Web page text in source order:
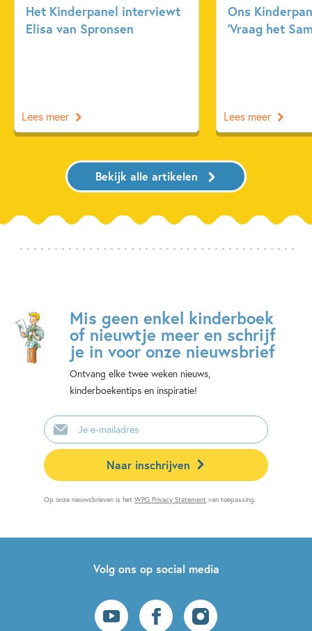
Het Kinderpanel interviewt
Elisa van Spronsen
Lees meer
Ons
‘Vraag het
Lees meer
Bekijk alle artikelen
Mis geen enkel kinderboek
of nieuwtje meer en schrijf
je in voor onze nieuwsbrief
Ontvang elke twee weken nieuws,
kinderboekentips en inspiratie!
E-
mailadres
Naar inschrijven
Op onze nieuwsbrieven is hetWPG Privacy Statement van toepassing.
Volg ons op social media